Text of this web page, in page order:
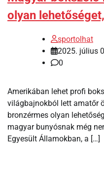
olyan
sportolhat
2025. július
0
Amerikában lehet profi
világbajnokból lett amatőr
bronzérmes olyan
magyar bunyósnak még
Egyesült Államokban, a […]